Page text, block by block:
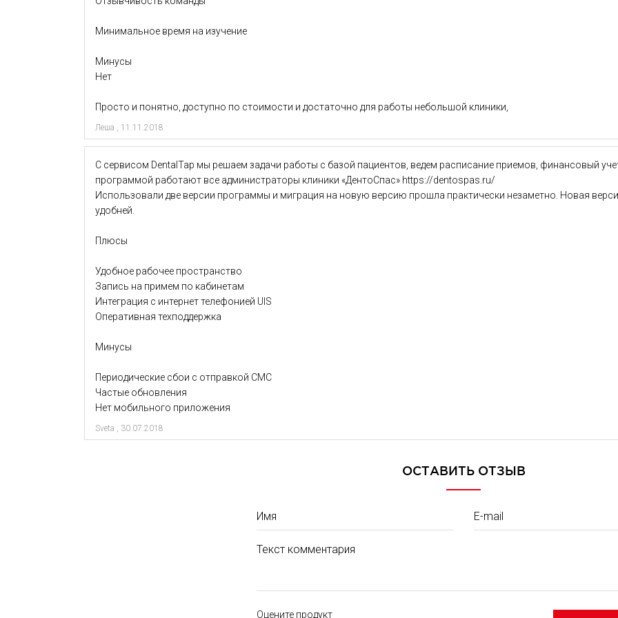
Леша , 11.11.2018
Минимальное время на изучение
Минусы
Нет
Просто и понятно, доступно по стоимости и достаточно для работы небольшой клиники,
Sveta , 30.07.2018
С сервисом DentalTap мы решаем задачи работы с базой пациентов, ведем расписание приемов, финансовый
программой работают все администраторы клиники «ДентоСпас» https://dentospas.ru/
Использовали две версии программы и миграция на новую версию прошла практически незаметно. Новая
удобней.
Плюсы
Удобное рабочее пространство
Запись на примем по кабинетам
Интеграция с интернет телефонией UIS
Оперативная техподдержка
Минусы
Периодические сбои с отправкой СМС
Частые обновления
Нет мобильного приложения
ОСТАВИТЬ ОТЗЫВ
Имя E-mail
Текст комментария
Оцените продукт